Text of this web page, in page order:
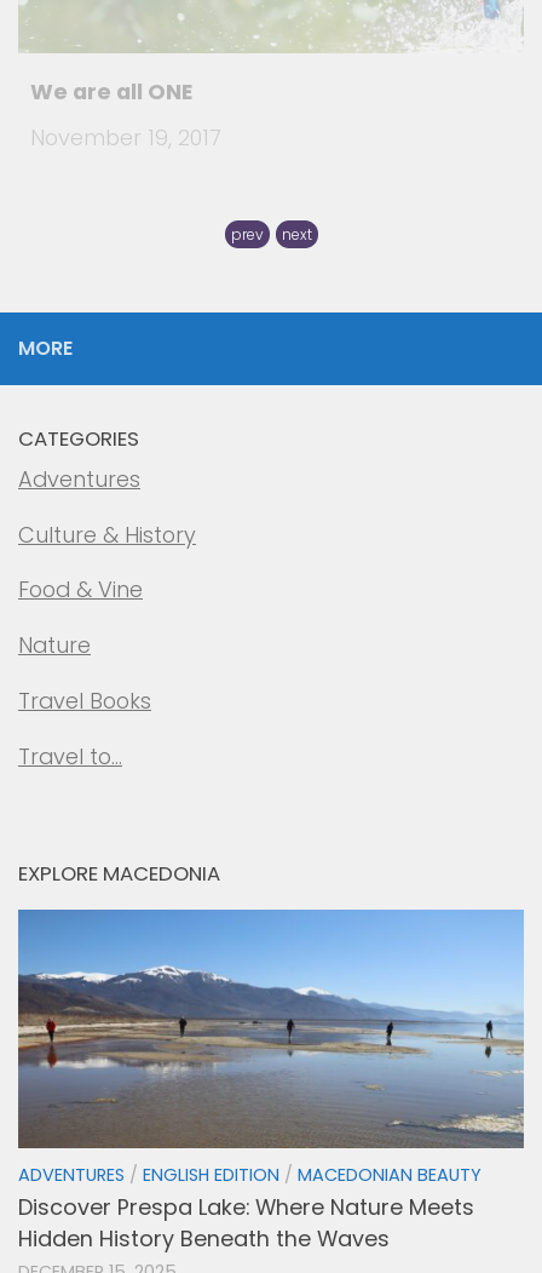
We are all ONE
November 19, 2017
prev next
MORE
CATEGORIES
Adventures
Culture & History
Food & Vine
Nature
Travel Books
Travel to…
EXPLORE MACEDONIA
ADVENTURES / ENGLISH EDITION / MACEDONIAN BEAUTY
Discover Prespa Lake: Where Nature Meets
Hidden History Beneath the Waves